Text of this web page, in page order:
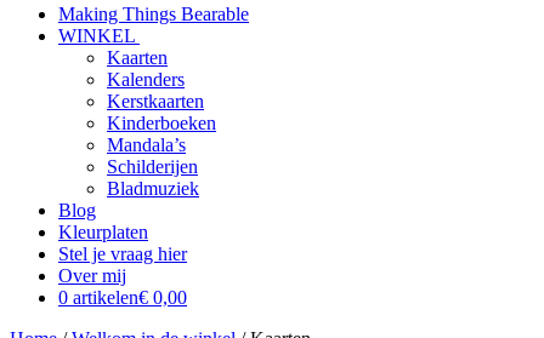
Off
canvas
Making Things Bearable
WINKEL
Kaarten
Kalenders
Kerstkaarten
Kinderboeken
Mandala’s
Schilderijen
Bladmuziek
Blog
Kleurplaten
Stel je vraag hier
Over mij
0 artikelen€ 0,00